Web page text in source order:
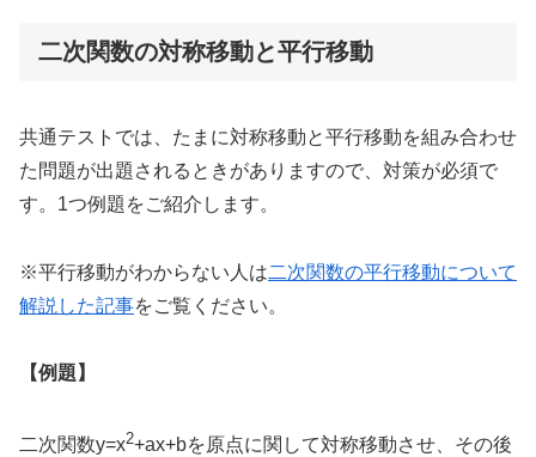
二次関数の対称移動と平行移動
共通テストでは、たまに対称移動と平行移動を組み合わせ
た問題が出題されるときがありますので、対策が必須で
す。1つ例題をご紹介します。
※平行移動がわからない人は二次関数の平行移動について
解説した記事をご覧ください。
【例題】
二次関数y=x2+ax+bを原点に関して対称移動させ、その後